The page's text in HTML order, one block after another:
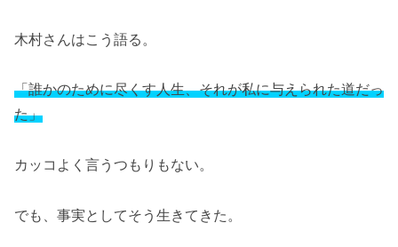
木村さんはこう語る。
「誰かのために尽くす人生、それが私に与えられた道だっ
た」
カッコよく言うつもりもない。
でも、事実としてそう生きてきた。